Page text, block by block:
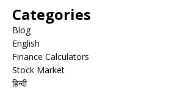
Categories
Blog
English
Finance Calculators
Stock Market
हिन्दी